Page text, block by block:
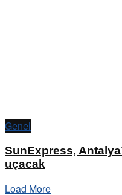
Genel
SunExpress,
uçacak
Load More